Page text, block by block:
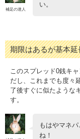
い。
補足の達人
期限はあるが基本延
このスプレッド0銭キ
だし、これまでも度々
了後すぐに似たような
す。
もはやマネ
ね！